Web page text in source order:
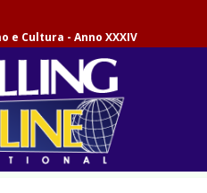
e Cultura - Anno XXXIV